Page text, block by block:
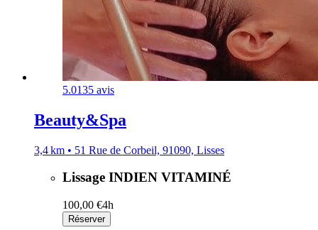
5.0135 avis
Beauty&Spa
3,4 km • 51 Rue de Corbeil, 91090, Lisses
Lissage INDIEN VITAMINÉ
100,00 €4h
Réserver